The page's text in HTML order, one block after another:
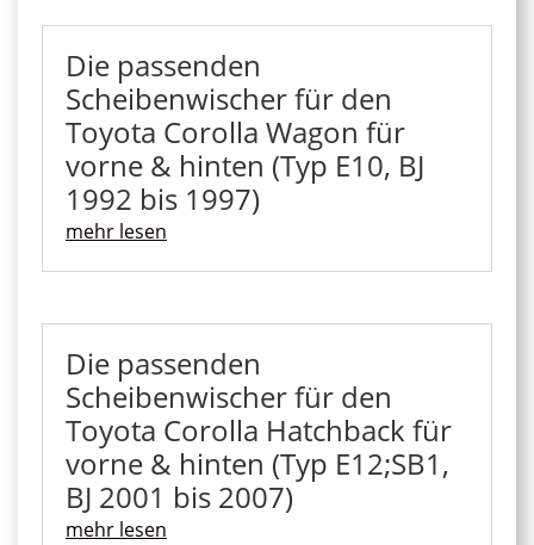
Die passenden
Scheibenwischer für den
Toyota Corolla Wagon für
vorne & hinten (Typ E10, BJ
1992 bis 1997)
mehr lesen
Die passenden
Scheibenwischer für den
Toyota Corolla Hatchback für
vorne & hinten (Typ E12;SB1,
BJ 2001 bis 2007)
mehr lesen